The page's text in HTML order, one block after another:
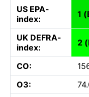
US EPA-
index:
1
UK DEFRA-
index:
2
CO:
O3: